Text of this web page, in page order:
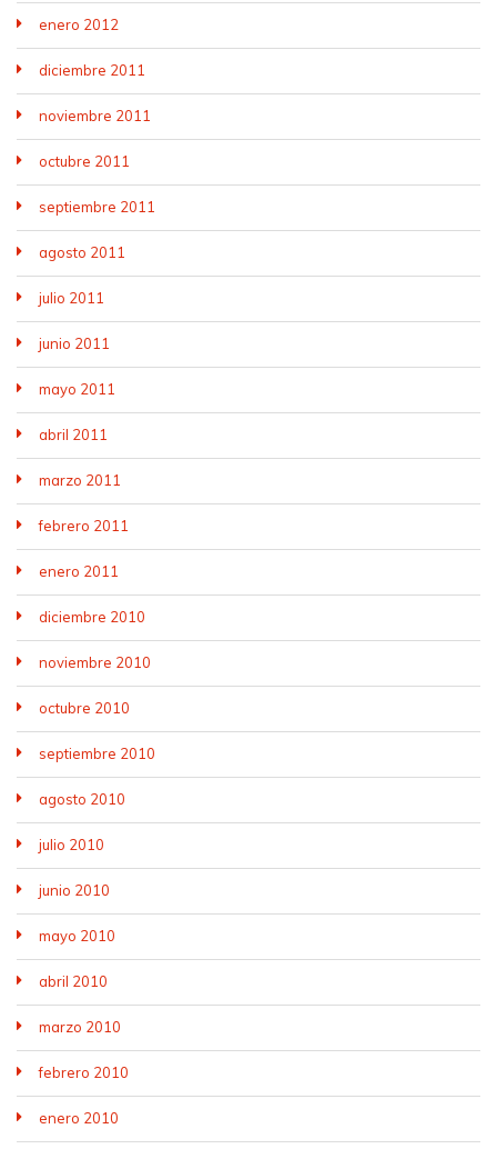
enero 2012
diciembre 2011
noviembre 2011
octubre 2011
septiembre 2011
agosto 2011
julio 2011
junio 2011
mayo 2011
abril 2011
marzo 2011
febrero 2011
enero 2011
diciembre 2010
noviembre 2010
octubre 2010
septiembre 2010
agosto 2010
julio 2010
junio 2010
mayo 2010
abril 2010
marzo 2010
febrero 2010
enero 2010